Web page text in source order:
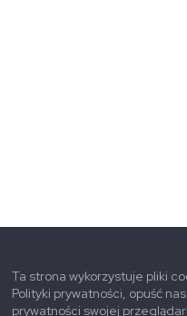
Ta strona wykorzystuje pliki
Polityki prywatności, opuść
prywatności swojej